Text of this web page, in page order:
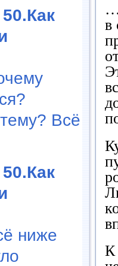
Всё
ниже
в
К